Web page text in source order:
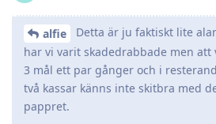
alfie
Detta är ju faktiskt lite
har vi varit skadedrabbade men att
3 mål ett par gånger och i
två kassar känns inte skitbra med
pappret.